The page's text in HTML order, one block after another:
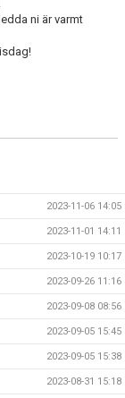
ni är varmt
2023-11-06 14:05
2023-11-01 14:11
2023-10-19 10:17
2023-09-26 11:16
2023-09-08 08:56
2023-09-05 15:45
2023-09-05 15:38
2023-08-31 15:18